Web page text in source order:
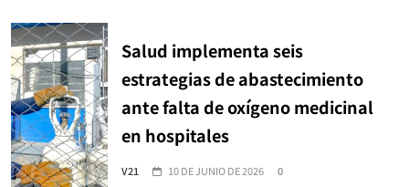
Salud implementa seis
estrategias de abastecimiento
ante falta de oxígeno medicinal
en hospitales
V21 10 DE JUNIO DE 2026 0